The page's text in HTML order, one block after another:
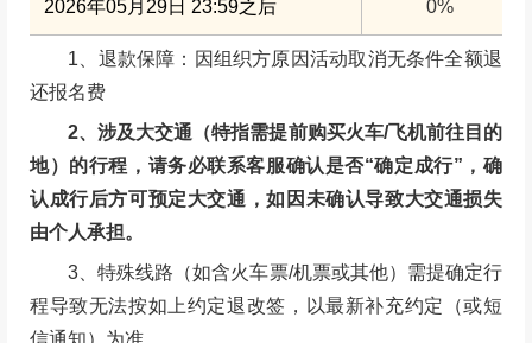
2026年05月29日 23:59之后 0%
1、退款保障：因组织方原因活动取消无条件全额退
还报名费
2、涉及大交通（特指需提前购买火车/飞机前往目的
地）的行程，请务必联系客服确认是否“确定成行”，确
认成行后方可预定大交通，如因未确认导致大交通损失
由个人承担。
3、特殊线路（如含火车票/机票或其他）需提确定行
程导致无法按如上约定退改签，以最新补充约定（或短